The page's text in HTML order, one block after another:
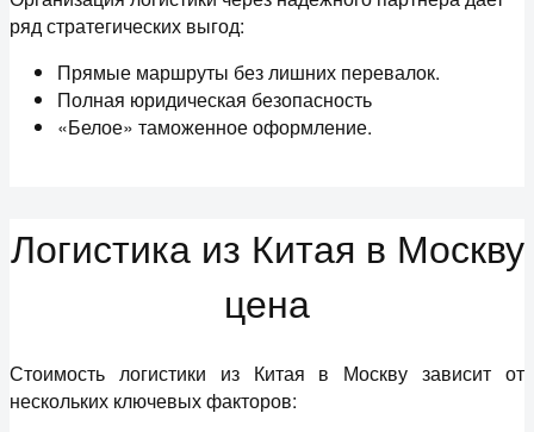
ряд стратегических выгод:
Прямые маршруты без лишних перевалок.
Полная юридическая безопасность
«Белое» таможенное оформление.
Логистика из Китая в Москву
цена
Стоимость логистики из Китая в Москву зависит от
нескольких ключевых факторов: